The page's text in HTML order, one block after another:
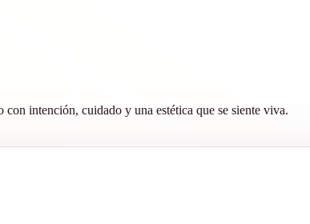
intención, cuidado y una estética que se siente viva.